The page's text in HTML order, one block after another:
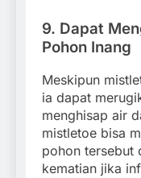
9. Dapat
Pohon Inang
Meskipun
ia dapat
menghisap air
mistletoe bisa
pohon tersebut
kematian jika